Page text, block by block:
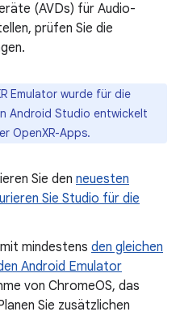
(AVDs) für Audio-
prüfen Sie die
Emulator wurde für die
Android Studio entwickelt
OpenXR-Apps.
Sie den neuesten
Sie Studio für die
mindestens den gleichen
Android Emulator
von ChromeOS, das
Sie zusätzlichen